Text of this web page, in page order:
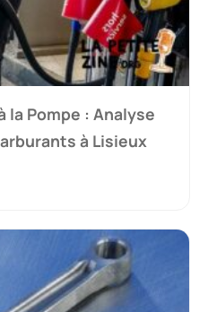
la Pompe : Analyse
à Lisieux